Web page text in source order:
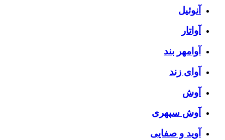
آنوئیل
آواتار
آوامهر بند
آوای زند
آوش
آوش سپهری
آوید و صفایی